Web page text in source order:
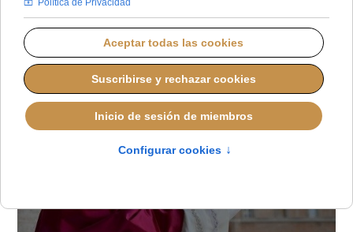
MARTES, 02 JUNIO 2026 11:25